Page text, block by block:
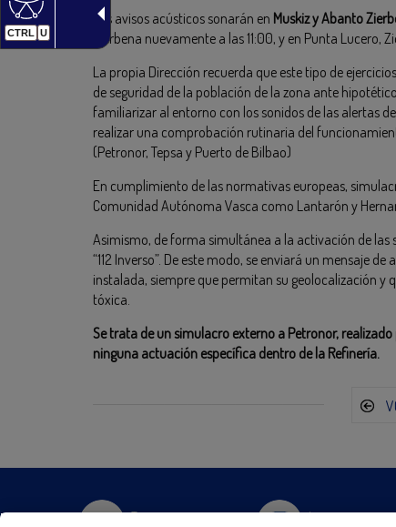
CTRL U
Los avisos acústicos sonarán en Muskiz y Abanto
Zierbena nuevamente a las 11:00, y en Punta Lucero,
La propia Dirección recuerda que este tipo de
de seguridad de la población de la zona ante
familiarizar al entorno con los sonidos de las alertas
realizar una comprobación rutinaria del
(Petronor, Tepsa y Puerto de Bilbao)
En cumplimiento de las normativas europeas,
Comunidad Autónoma Vasca como Lantarón y
Asimismo, de forma simultánea a la activación de las
“112 Inverso”. De este modo, se enviará un mensaje
instalada, siempre que permitan su geolocalización y
tóxica.
Se trata de un simulacro externo a Petronor,
ninguna actuación específica dentro de la Refinería.
Twitter Instagram